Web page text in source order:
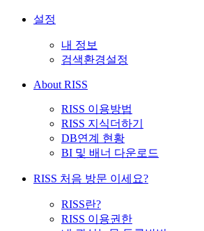
설정
내 정보
검색환경설정
About RISS
RISS 이용방법
RISS 지식더하기
DB연계 현황
BI 및 배너 다운로드
RISS 처음 방문 이세요?
RISS란?
RISS 이용권한